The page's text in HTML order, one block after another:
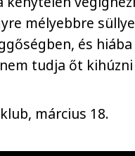
mélyebbre
és
tudja őt
március 18.